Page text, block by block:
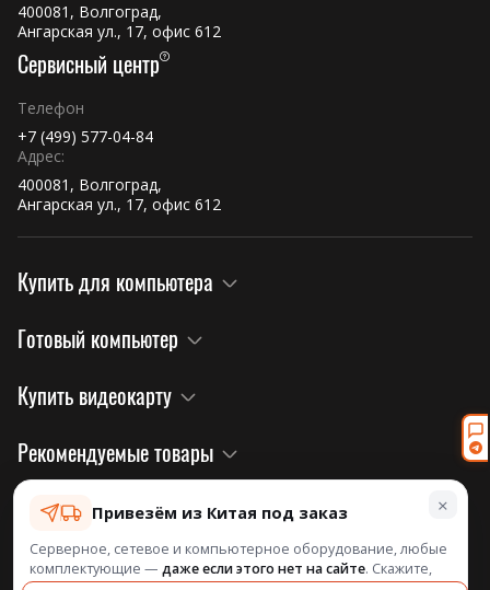
400081, Волгоград,
Ангарская ул., 17, офис 612
Сервисный центр
Телефон
+7 (499) 577-04-84
Адрес:
400081, Волгоград,
Ангарская ул., 17, офис 612
Купить для компьютера
Готовый компьютер
Купить видеокарту
Рекомендуемые товары
Правовая информация и политика
Информация о нас
×
Привезём из Китая под заказ
Серверное, сетевое и компьютерное оборудование, любые
комплектующие — даже если этого нет на сайте. Скажите,